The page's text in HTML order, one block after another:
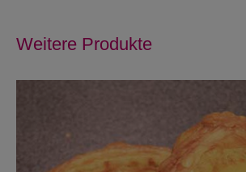
Weitere Produkte